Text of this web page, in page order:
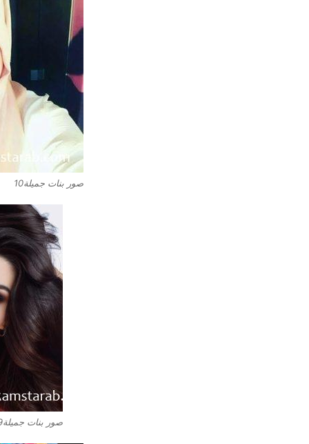
صور بنات جميلة10
صور بنات جميلة9